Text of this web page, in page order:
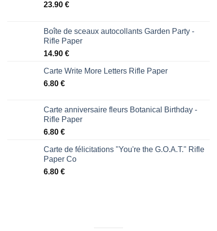
23.90 €
Boîte de sceaux autocollants Garden Party -
Rifle Paper
14.90 €
Carte Write More Letters Rifle Paper
6.80 €
Carte anniversaire fleurs Botanical Birthday -
Rifle Paper
6.80 €
Carte de félicitations "You're the G.O.A.T." Rifle
Paper Co
6.80 €